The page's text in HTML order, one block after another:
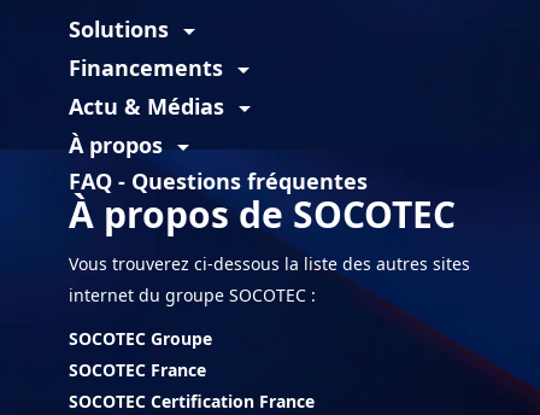
Solutions arrow_drop_down
Financements arrow_drop_down
Actu & Médias arrow_drop_down
À proposarrow_drop_down
FAQ - Questions fréquentes
À propos de SOCOTEC
Vous trouverez ci-dessous la liste des autres sites
internet du groupe SOCOTEC :
SOCOTEC Groupe
SOCOTEC France
SOCOTEC Certification France